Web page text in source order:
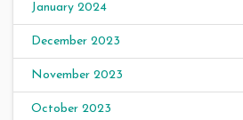
January 2024
December 2023
November 2023
October 2023